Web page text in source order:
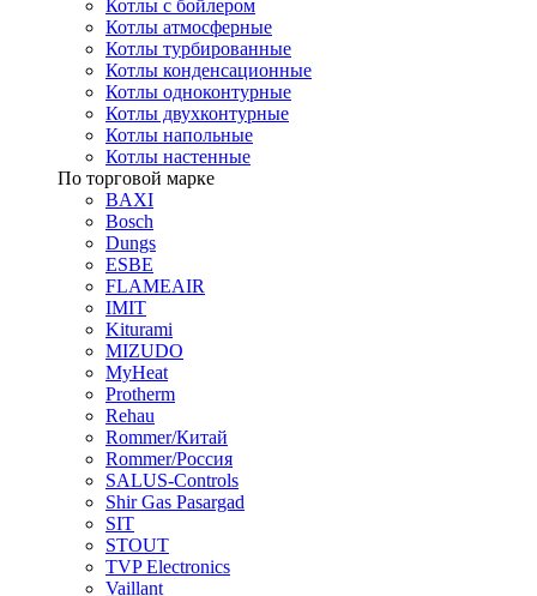
Котлы с бойлером
Котлы атмосферные
Котлы турбированные
Котлы конденсационные
Котлы одноконтурные
Котлы двухконтурные
Котлы напольные
Котлы настенные
По торговой марке
BAXI
Bosch
Dungs
ESBE
FLAMEAIR
IMIT
Kiturami
MIZUDO
MyHeat
Protherm
Rehau
Rommer/Китай
Rommer/Россия
SALUS-Controls
Shir Gas Pasargad
SIT
STOUT
TVP Electronics
Vaillant